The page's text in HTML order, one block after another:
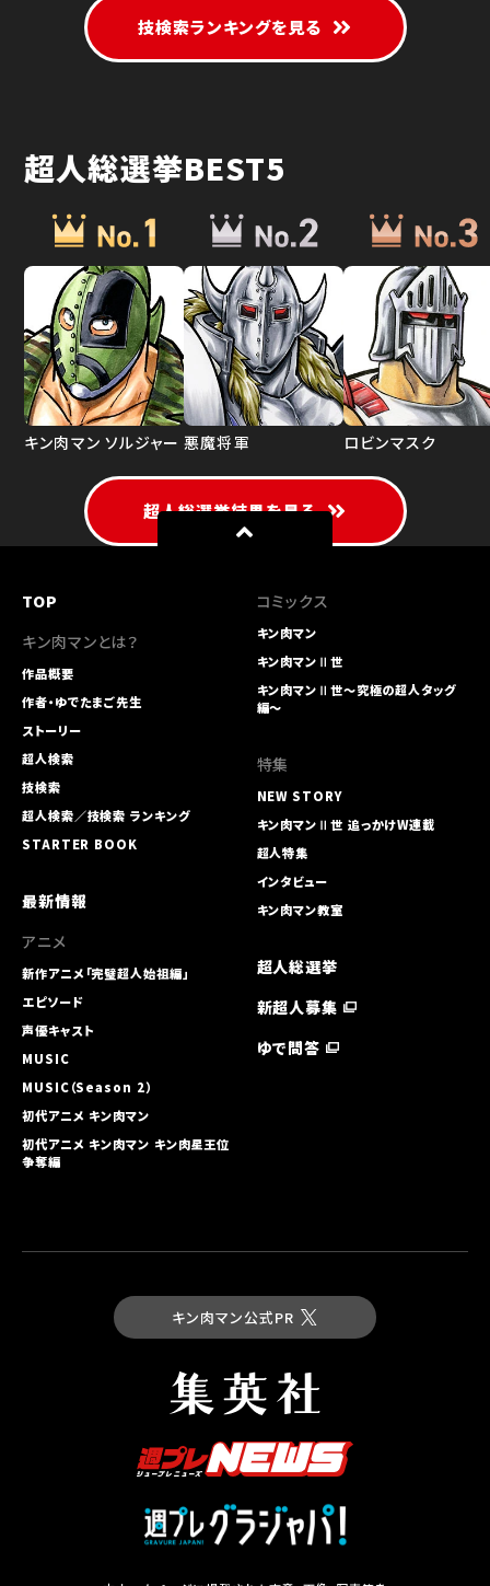
キン肉マン 第93巻
技検索ランキングを見る
超人総選挙BEST5
キン肉マン ソルジャー 悪魔将軍 ロビンマスク
超人総選挙結果を見る
TOP
キン肉マンとは？
作品概要
作者・ゆでたまご先生
ストーリー
超人検索
技検索
超人検索／技検索 ランキング
STARTER BOOK
最新情報
アニメ
新作アニメ「完璧超人始祖編」
エピソード
声優キャスト
MUSIC
MUSIC（Season 2）
初代アニメ キン⾁マン
初代アニメ キン⾁マン キン⾁星王位
争奪編
コミックス
キン肉マン
キン肉マンⅡ世
キン肉マンⅡ世～究極の超人タッグ
編～
特集
NEW STORY
キン肉マンⅡ世 追っかけW連載
超人特集
インタビュー
キン肉マン教室
超人総選挙
新超人募集
ゆで問答
キン肉マン公式PR